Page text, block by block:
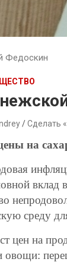
Федоскин
Сделать
на
вклад
среду
цен на
овощи: